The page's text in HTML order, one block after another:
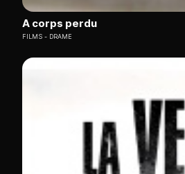
A corps perdu
FILMS DRAME